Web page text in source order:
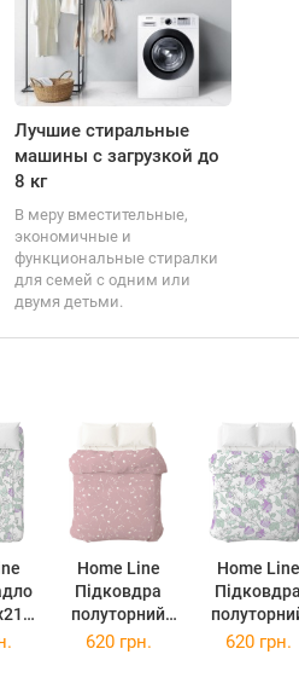
Лучшие стиральные
машины с загрузкой до
8 кг
В меру вместительные,
экономичные и
функциональные стиралки
для семей с одним или
двумя детьми.
Home Line
Підковдра
полуторний
145х215 см
Home Line
145х215
620 грн. 620 грн.